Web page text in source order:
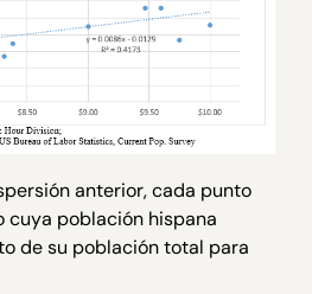
anterior, cada punto
cuya población hispana
de su población total para